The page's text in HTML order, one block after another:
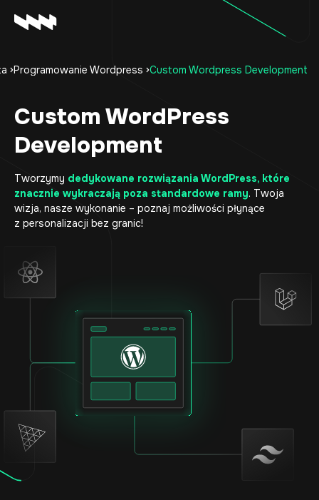
O firmie
Kariera
Baza wiedzy
Kontakt
Programowanie Wordpress Custom Wordpress Development
Custom WordPress
Development
Tworzymy dedykowane rozwiązania WordPress, które
znacznie wykraczają poza standardowe ramy. Twoja
wizja, nasze wykonanie – poznaj możliwości płynące
z personalizacji bez granic!